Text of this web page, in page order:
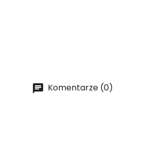
Komentarze (0)